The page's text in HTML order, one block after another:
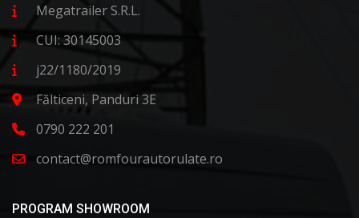
Megatrailer S.R.L.
CUI: 30145003
j22/1180/2019
Fălticeni, Panduri 3E
0790 222 201
contact@romfourautorulate.ro
PROGRAM SHOWROOM